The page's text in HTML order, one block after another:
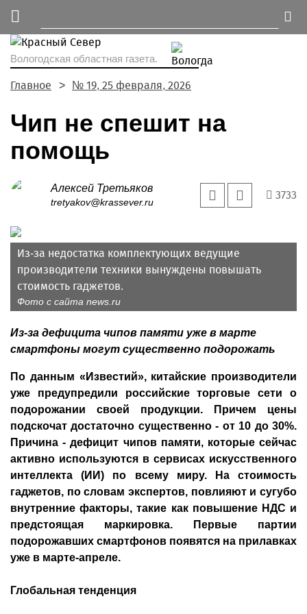
Вологодская областная газета.
Главное № 19, 25 февраля, 2026
Чип не спешит на
помощь
Алексей Третьяков
tretyakov@krassever.ru
3733
Из-за недостатка комплектующих ведущие
производители техники вынуждены повышать
стоимость гаджетов.
Фото с сайта news.ru
Из-за дефицита чипов памяти уже в марте
смартфоны могут существенно подорожать
По данным «Известий», китайские производители
уже предупредили российские торговые сети о
подорожании своей продукции. Причем цены
подскочат достаточно существенно - от 10 до 30%.
Причина - дефицит чипов памяти, которые сейчас
активно используются в сервисах искусственного
интеллекта (ИИ) по всему миру. На стоимость
гаджетов, по словам экспертов, повлияют и сугубо
внутренние факторы, такие как повышение НДС и
предстоящая маркировка. Первые партии
подорожавших смартфонов появятся на прилавках
уже в марте-апреле.
Глобальная тенденция